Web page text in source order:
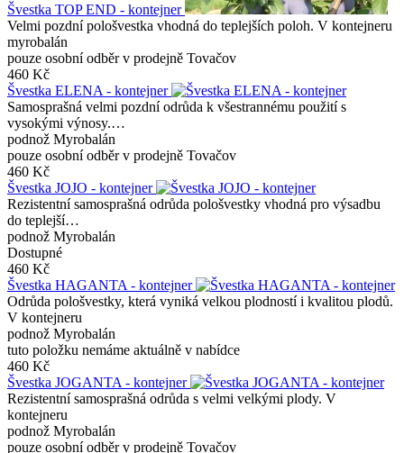
Švestka TOP END - kontejner
Velmi pozdní pološvestka vhodná do teplejších poloh. V kontejneru
myrobalán
pouze osobní odběr v prodejně Tovačov
460 Kč
Švestka ELENA - kontejner
Samosprašná velmi pozdní odrůda k všestrannému použití s
vysokými výnosy.…
podnož Myrobalán
pouze osobní odběr v prodejně Tovačov
460 Kč
Švestka JOJO - kontejner
Rezistentní samosprašná odrůda pološvestky vhodná pro výsadbu
do teplejší…
podnož Myrobalán
Dostupné
460 Kč
Švestka HAGANTA - kontejner
Odrůda pološvestky, která vyniká velkou plodností i kvalitou plodů.
V kontejneru
podnož Myrobalán
tuto položku nemáme aktuálně v nabídce
460 Kč
Švestka JOGANTA - kontejner
Rezistentní samosprašná odrůda s velmi velkými plody. V
kontejneru
podnož Myrobalán
pouze osobní odběr v prodejně Tovačov